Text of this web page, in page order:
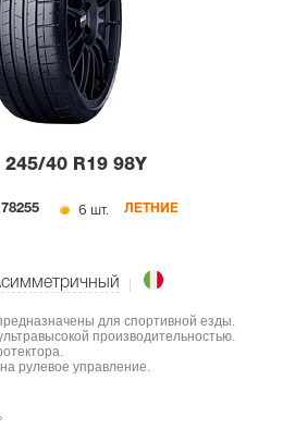
245/40 R19 98Y
6 шт. ЛЕТНИЕ
для спортивной езды.
производительностью.
рулевое управление.